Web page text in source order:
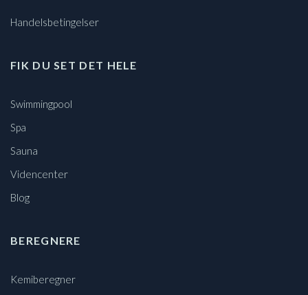
Handelsbetingelser
FIK DU SET DET HELE
Swimmingpool
Spa
Sauna
Videncenter
Blog
BEREGNERE
Kemiberegner